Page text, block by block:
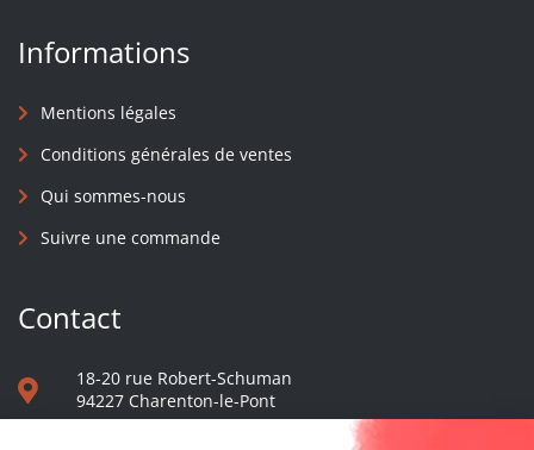
Informations
Mentions légales
Conditions générales de ventes
Qui sommes-nous
Suivre une commande
Contact
18-20 rue Robert-Schuman
94227 Charenton-le-Pont